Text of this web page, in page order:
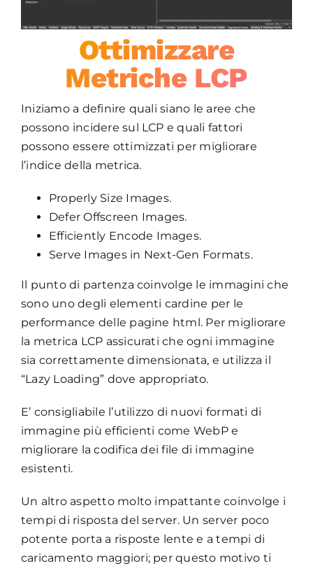
Ottimizzare
Metriche LCP
Iniziamo a definire quali siano le aree che
possono incidere sul LCP e quali fattori
possono essere ottimizzati per migliorare
l’indice della metrica.
Properly Size Images.
Defer Offscreen Images.
Efficiently Encode Images.
Serve Images in Next-Gen Formats.
Il punto di partenza coinvolge le immagini che
sono uno degli elementi cardine per le
performance delle pagine html. Per migliorare
la metrica LCP assicurati che ogni immagine
sia correttamente dimensionata, e utilizza il
“Lazy Loading” dove appropriato.
E’ consigliabile l’utilizzo di nuovi formati di
immagine più efficienti come WebP e
migliorare la codifica dei file di immagine
esistenti.
Un altro aspetto molto impattante coinvolge i
tempi di risposta del server. Un server poco
potente porta a risposte lente e a tempi di
caricamento maggiori; per questo motivo ti